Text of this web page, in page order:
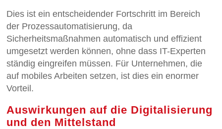
Dies ist ein entscheidender Fortschritt im Bereich
der Prozessautomatisierung, da
Sicherheitsmaßnahmen automatisch und effizient
umgesetzt werden können, ohne dass IT-Experten
ständig eingreifen müssen. Für Unternehmen, die
auf mobiles Arbeiten setzen, ist dies ein enormer
Vorteil.
Auswirkungen auf die Digitalisierung
und den Mittelstand